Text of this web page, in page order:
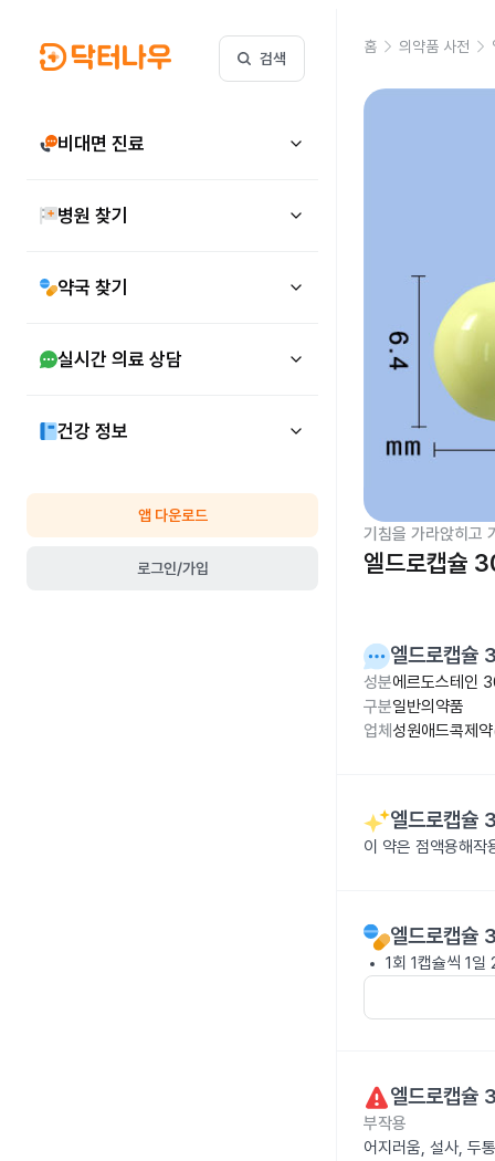
검색
비대면 진료
병원 찾기
약국 찾기
실시간 의료 상담
건강 정보
앱 다운로드
로그인/가입
홈 의약품 사전
기침을 가라앉히고
엘드로캡슐
엘드로캡
성분에르도스테인
구분일반의약품
업체 성원애드콕제
엘드로캡
이 약은 점액용해작
엘드로캡
1회 1캡슐씩 1
엘드로캡
부작용
어지러움, 설사, 두